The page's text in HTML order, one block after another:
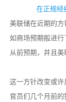
在正规经
美联储在近期的
如商场预期般进
从前预期，并且美
这一方针改变或
官员们几个月前